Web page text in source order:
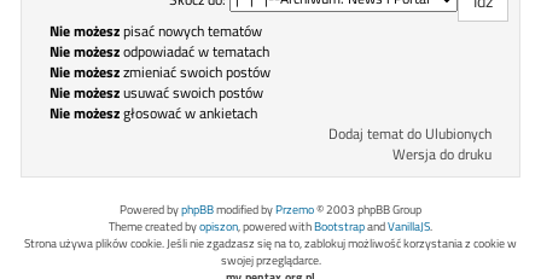
Nie możeszpisać nowych tematów
Nie możeszodpowiadać w tematach
Nie możeszzmieniać swoich postów
Nie możeszusuwać swoich postów
Nie możeszgłosować w ankietach
Dodaj temat do Ulubionych
Wersja do druku
Powered byphpBBmodified byPrzemo© 2003 phpBB Group
Theme created byopiszon, powered withBootstrapandVanillaJS.
Strona używa plików cookie. Jeśli nie zgadzasz się na to, zablokuj możliwość korzystania z cookie w
swojej przeglądarce.